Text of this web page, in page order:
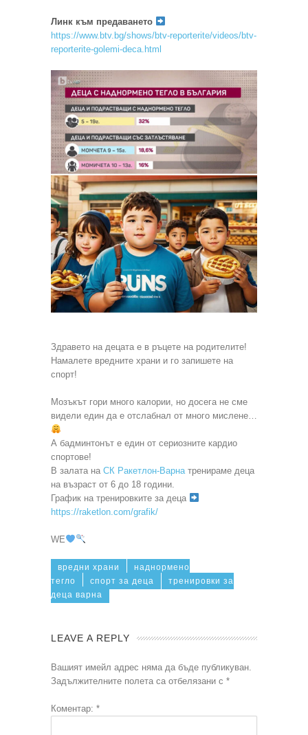
Линк към предаването
https://www.btv.bg/shows/btv-reporterite/videos/btv-
reporterite-golemi-deca.html
Здравето на децата е в ръцете на родителите!
Намалете вредните храни и го запишете на
спорт!
Мозъкът гори много калории, но досега не сме
видели един да е отслабнал от много мислене…
А бадминтонът е един от сериозните кардио
спортове!
В залата на СК Ракетлон-Варнатренираме деца
на възраст от 6 до 18 години.
График на тренировките за деца
https://raketlon.com/grafik/
WE
вредни храни
наднормено
тегло
спорт за деца
тренировки за
деца варна
LEAVE A REPLY
Вашият имейл адрес няма да бъде публикуван.
Задължителните полета са отбелязани с *
Коментар: *